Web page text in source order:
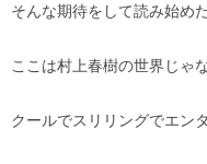
そんな期待をして読み始め
ここは村上春樹の世界じゃな
クールでスリリングでエン